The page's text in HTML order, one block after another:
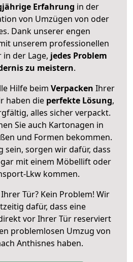
Erfahrung in der
von Umzügen von oder
Dank unserer engen
unserem professionellen
der Lage, jedes Problem
zu meistern.
Hilfe beim Verpacken Ihrer
haben die perfekte Lösung,
alles sicher verpackt.
Sie auch Kartonagen in
und Formen bekommen.
sein, sorgen wir dafür, dass
mit einem Möbellift oder
Lkw kommen.
Tür? Kein Problem! Wir
dafür, dass eine
vor Ihrer Tür reserviert
problemlosen Umzug von
Anthisnes haben.